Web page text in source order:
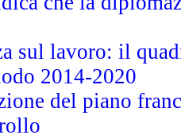
sul lavoro: il
2014-2020
del piano